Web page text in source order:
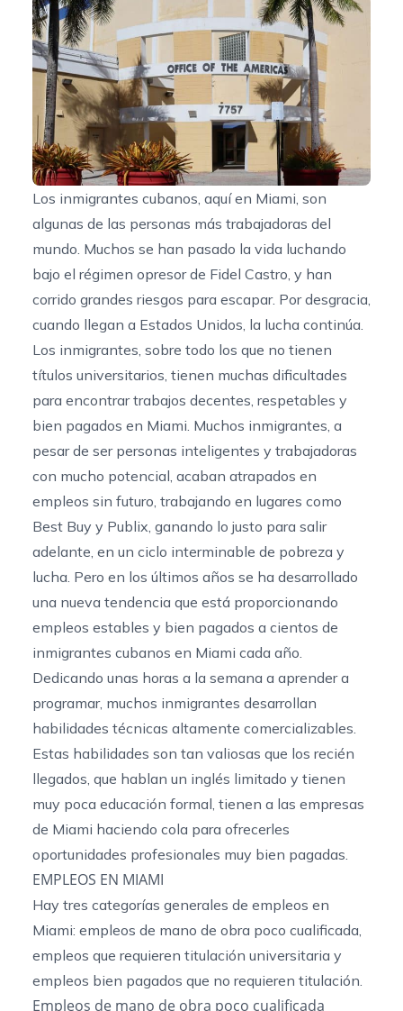
Los inmigrantes cubanos, aquí en Miami, son
algunas de las personas más trabajadoras del
mundo. Muchos se han pasado la vida luchando
bajo el régimen opresor de Fidel Castro, y han
corrido grandes riesgos para escapar. Por desgracia,
cuando llegan a Estados Unidos, la lucha continúa.
Los inmigrantes, sobre todo los que no tienen
títulos universitarios, tienen muchas dificultades
para encontrar trabajos decentes, respetables y
bien pagados en Miami. Muchos inmigrantes, a
pesar de ser personas inteligentes y trabajadoras
con mucho potencial, acaban atrapados en
empleos sin futuro, trabajando en lugares como
Best Buy y Publix, ganando lo justo para salir
adelante, en un ciclo interminable de pobreza y
lucha. Pero en los últimos años se ha desarrollado
una nueva tendencia que está proporcionando
empleos estables y bien pagados a cientos de
inmigrantes cubanos en Miami cada año.
Dedicando unas horas a la semana a aprender a
programar, muchos inmigrantes desarrollan
habilidades técnicas altamente comercializables.
Estas habilidades son tan valiosas que los recién
llegados, que hablan un inglés limitado y tienen
muy poca educación formal, tienen a las empresas
de Miami haciendo cola para ofrecerles
oportunidades profesionales muy bien pagadas.
EMPLEOS EN MIAMI
Hay tres categorías generales de empleos en
Miami: empleos de mano de obra poco cualificada,
empleos que requieren titulación universitaria y
empleos bien pagados que no requieren titulación.
Empleos de mano de obra poco cualificada